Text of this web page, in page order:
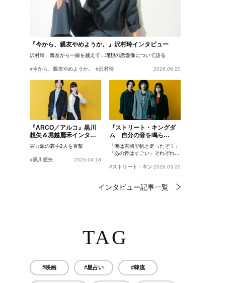
『今から、親友やめようか。』沢村玲インタビュー
沢村玲、親友から一線を越えて…理想の恋愛像について語る
#今から、親友やめようか。 #沢村玲 2026.06.20
『ARCO／アルコ』黒川
想矢＆堀越麗禾インタビ
ュー
実力派の若手2人を直撃
#黒川想矢 2026.04.18
『ストリート・キングダ
ム 自分の音を鳴ら
せ。』峯田和伸、若葉竜
也、吉岡里帆インタビュ
ー
「俺は吉岡里帆と走ったぞ！」
「あの音はすごい」それぞれの
#ストリート・キングダム 自分の音を鳴らせ。
2026.03.20
インタビュー記事一覧
TAG
#映画 #星占い #韓流